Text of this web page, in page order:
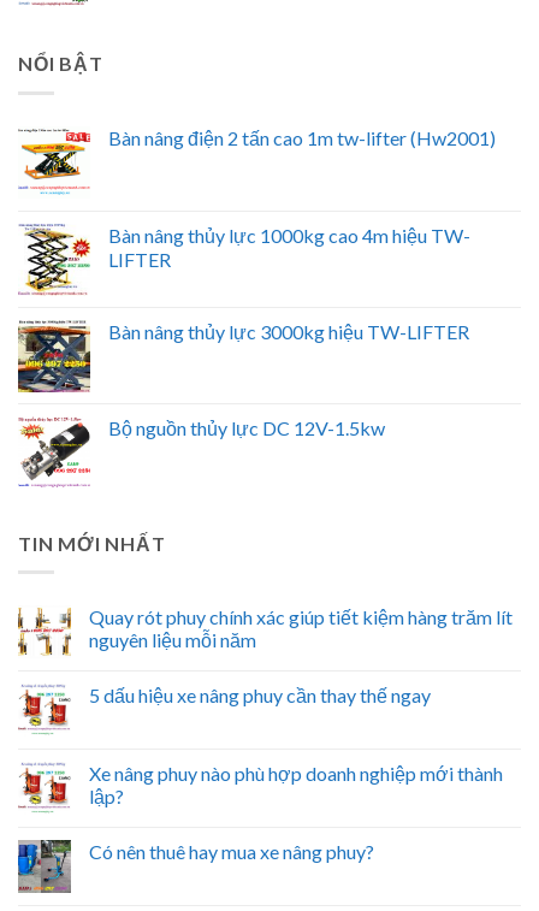
NỔI BẬT
Bàn nâng điện 2 tấn cao 1m tw-lifter (Hw2001)
Bàn nâng thủy lực 1000kg cao 4m hiệu TW-
LIFTER
Bàn nâng thủy lực 3000kg hiệu TW-LIFTER
Bộ nguồn thủy lực DC 12V-1.5kw
TIN MỚI NHẤT
Quay rót phuy chính xác giúp tiết kiệm hàng trăm lít
nguyên liệu mỗi năm
5 dấu hiệu xe nâng phuy cần thay thế ngay
Xe nâng phuy nào phù hợp doanh nghiệp mới thành
lập?
Có nên thuê hay mua xe nâng phuy?